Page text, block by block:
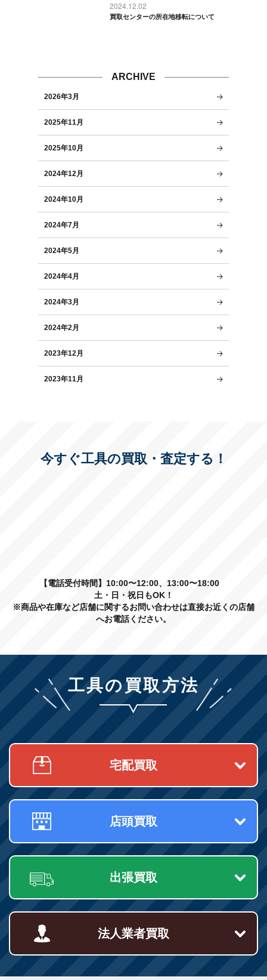
2024.12.02
買取センターの所在地移転について
ARCHIVE
2026年3月
2025年11月
2025年10月
2024年12月
2024年10月
2024年7月
2024年5月
2024年4月
2024年3月
2024年2月
2023年12月
2023年11月
今すぐ工具の買取・査定する！
【電話受付時間】10:00〜12:00、13:00〜18:00
土・日・祝日もOK！
※商品や在庫など店舗に関するお問い合わせは直接お近くの店舗
へお電話ください。
工具の買取方法
宅配買取
店頭買取
出張買取
法人業者買取